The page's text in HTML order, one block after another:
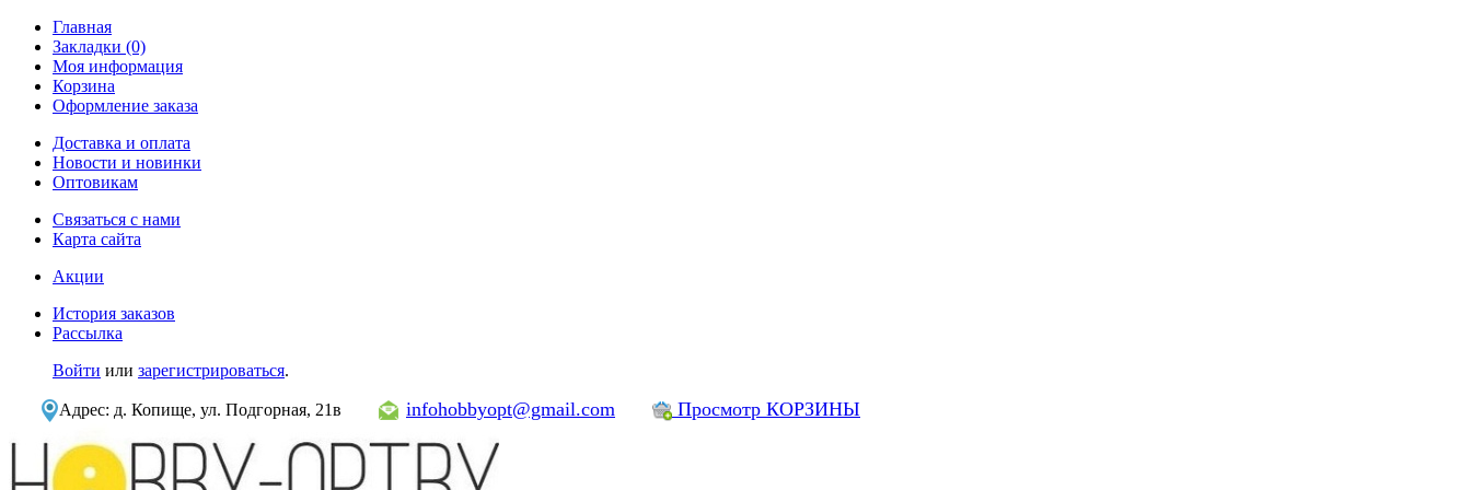
Главная
Закладки (0)
Моя информация
Корзина
Оформление заказа
Доставка и оплата
Новости и новинки
Оптовикам
Связаться с нами
Карта сайта
Акции
История заказов
Рассылка
Войти или зарегистрироваться.
Адрес: д. Копище, ул. Подгорная, 21в infohobbyopt@gmail.com Просмотр КОРЗИНЫ